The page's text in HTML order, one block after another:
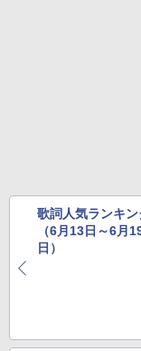
歌詞人気ランキン
（6月13日～6月
日）